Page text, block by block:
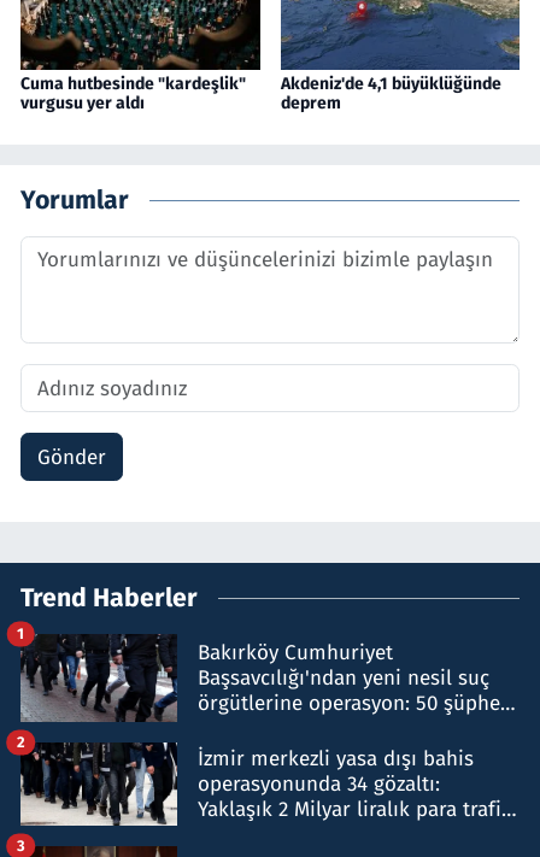
Cuma hutbesinde "kardeşlik"
vurgusu yer aldı
Akdeniz'de 4,1 büyüklüğünde
deprem
Yorumlar
Gönder
Trend Haberler
Bakırköy Cumhuriyet
Başsavcılığı'ndan yeni nesil suç
örgütlerine operasyon: 50 şüpheli
1
İzmir merkezli yasa dışı bahis
operasyonunda 34 gözaltı:
Yaklaşık 2 Milyar liralık para trafiği
2
3